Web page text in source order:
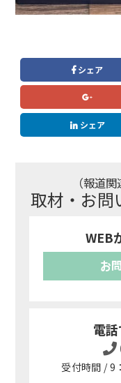
シェア
シェア
（報道
取材・お問
WEB
お
電
受付時間 / 9